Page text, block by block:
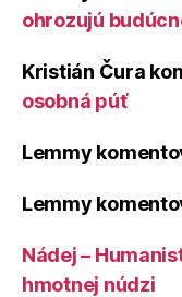
ohrozujú
Kristián Čura
osobná púť
Lemmy
Lemmy
Nádej –
hmotnej núdzi